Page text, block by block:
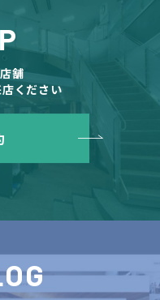
舗
ください